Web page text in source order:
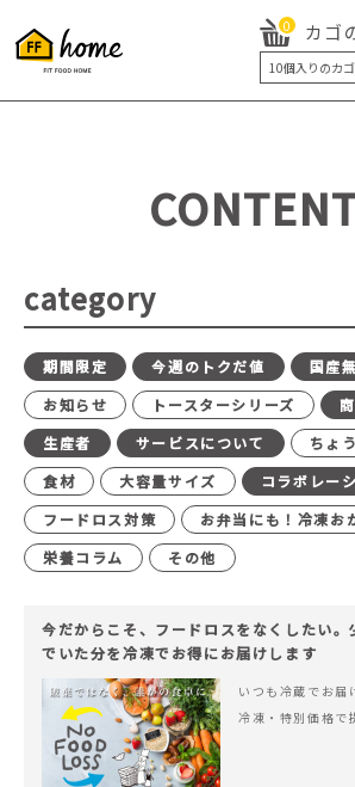
0 カゴ
10個入りのカ
5個入り
20個入り
category
期間限定 今週のトクだ値
国産
お知らせ
トースターシリーズ
生産者
サービスについて
ちょ
食材
大容量サイズ
コラボレー
フードロス対策
お弁当にも！冷凍お
栄養コラム
その他
今だからこそ、フードロスをなくしたい。
でいた分を冷凍でお得にお届けします
いつも冷蔵でお届
冷凍・特別価格で